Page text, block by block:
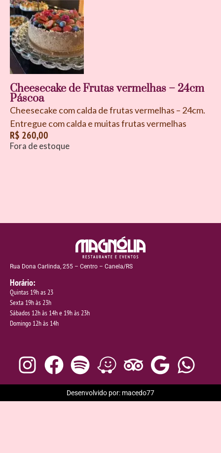
Cheesecake de Frutas vermelhas – 24cm
Páscoa
Cheesecake com calda de frutas vermelhas – 24cm.
Entregue com calda e muitas frutas vermelhas
R$ 260,00
Fora de estoque
Rua Dona Carlinda, 255 – Centro – Canela/RS
Horário:
Quintas 19h as 23
Sexta 19h às 23h
Sábados 12h às 14h e 19h às 23h
Domingo 12h às 14h
Desenvolvido por: macedo77